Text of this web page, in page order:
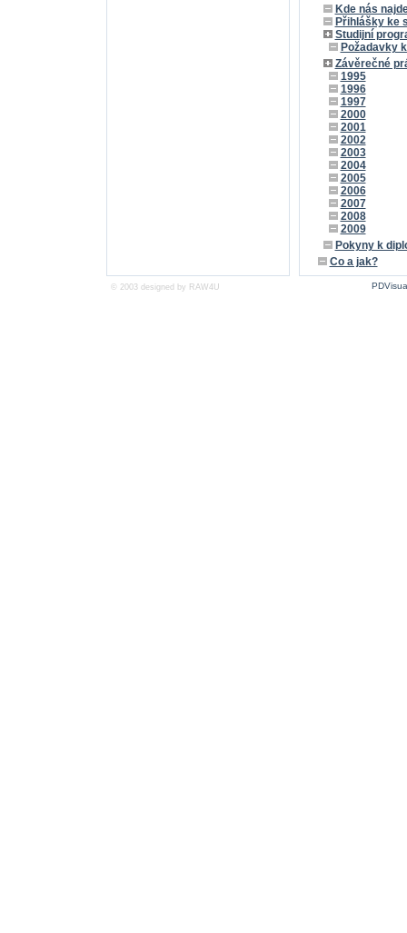
Kde nás
Přihlášky ke
Studijní
Požadavky
Závěrečné
1995
1996
1997
2000
2001
2002
2003
2004
2005
2006
2007
2008
2009
Pokyny k
Co a jak?
© 2003 designed by RAW4U